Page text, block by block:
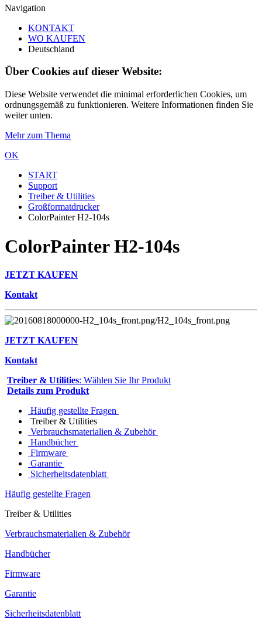
Navigation
KONTAKT
WO KAUFEN
Deutschland
Über Cookies auf dieser Website:
Diese Website verwendet die minimal erforderlichen Cookies, um
ordnungsgemäß zu funktionieren. Weitere Informationen finden Sie
weiter unten.
Mehr zum Thema
OK
START
Support
Treiber & Utilities
Großformatdrucker
ColorPainter H2-104s
ColorPainter H2-104s
JETZT KAUFEN
Kontakt
JETZT KAUFEN
Kontakt
Treiber & Utilities: Wählen Sie Ihr Produkt
Details zum Produkt
Häufig gestellte Fragen
Treiber & Utilities
Verbrauchsmaterialien & Zubehör
Handbücher
Firmware
Garantie
Sicherheitsdatenblatt
Häufig gestellte Fragen
Treiber & Utilities
Verbrauchsmaterialien & Zubehör
Handbücher
Firmware
Garantie
Sicherheitsdatenblatt